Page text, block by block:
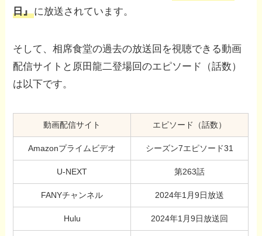
日』に放送されています。
そして、相席食堂の過去の放送回を視聴できる動画
配信サイトと原田龍二登場回のエピソード（話数）
は以下です。
動画配信サイト エピソード（話数）
Amazonプライムビデオ シーズン7エピソード31
U-NEXT 第263話
FANYチャンネル 2024年1月9日放送
Hulu 2024年1月9日放送回